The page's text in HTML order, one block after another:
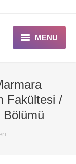
MENU
Fakültesi /